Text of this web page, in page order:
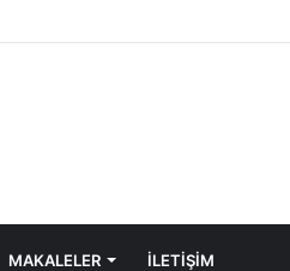
MAKALELER ILETIŞIM